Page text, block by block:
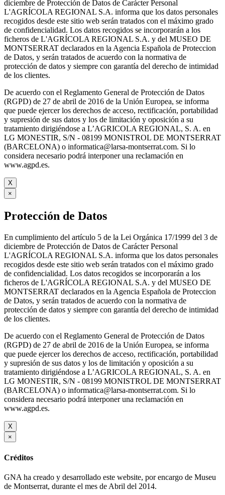
diciembre de Protección de Datos de Carácter Personal
L'AGRÍCOLA REGIONAL S.A. informa que los datos personales
recogidos desde este sitio web serán tratados con el máximo grado
de confidencialidad. Los datos recogidos se incorporarán a los
ficheros de L'AGRÍCOLA REGIONAL S.A. y del MUSEO DE
MONTSERRAT declarados en la Agencia Española de Proteccion
de Datos, y serán tratados de acuerdo con la normativa de
protección de datos y siempre con garantía del derecho de intimidad
de los clientes.
De acuerdo con el Reglamento General de Protección de Datos
(RGPD) de 27 de abril de 2016 de la Unión Europea, se informa
que puede ejercer los derechos de acceso, rectificación, portabilidad
y supresión de sus datos y los de limitación y oposición a su
tratamiento dirigiéndose a L’AGRICOLA REGIONAL, S. A. en
LG MONESTIR, S/N - 08199 MONISTROL DE MONTSERRAT
(BARCELONA) o informatica@larsa-montserrat.com. Si lo
considera necesario podrá interponer una reclamación en
www.agpd.es.
X
×
Protección de Datos
En cumplimiento del artículo 5 de la Lei Orgánica 17/1999 del 3 de
diciembre de Protección de Datos de Carácter Personal
L'AGRÍCOLA REGIONAL S.A. informa que los datos personales
recogidos desde este sitio web serán tratados con el máximo grado
de confidencialidad. Los datos recogidos se incorporarán a los
ficheros de L'AGRÍCOLA REGIONAL S.A. y del MUSEO DE
MONTSERRAT declarados en la Agencia Española de Proteccion
de Datos, y serán tratados de acuerdo con la normativa de
protección de datos y siempre con garantía del derecho de intimidad
de los clientes.
De acuerdo con el Reglamento General de Protección de Datos
(RGPD) de 27 de abril de 2016 de la Unión Europea, se informa
que puede ejercer los derechos de acceso, rectificación, portabilidad
y supresión de sus datos y los de limitación y oposición a su
tratamiento dirigiéndose a L’AGRICOLA REGIONAL, S. A. en
LG MONESTIR, S/N - 08199 MONISTROL DE MONTSERRAT
(BARCELONA) o informatica@larsa-montserrat.com. Si lo
considera necesario podrá interponer una reclamación en
www.agpd.es.
X
×
Créditos
GNA ha creado y desarrollado este website, por encargo de Museu
de Montserrat, durante el mes de Abril del 2014.